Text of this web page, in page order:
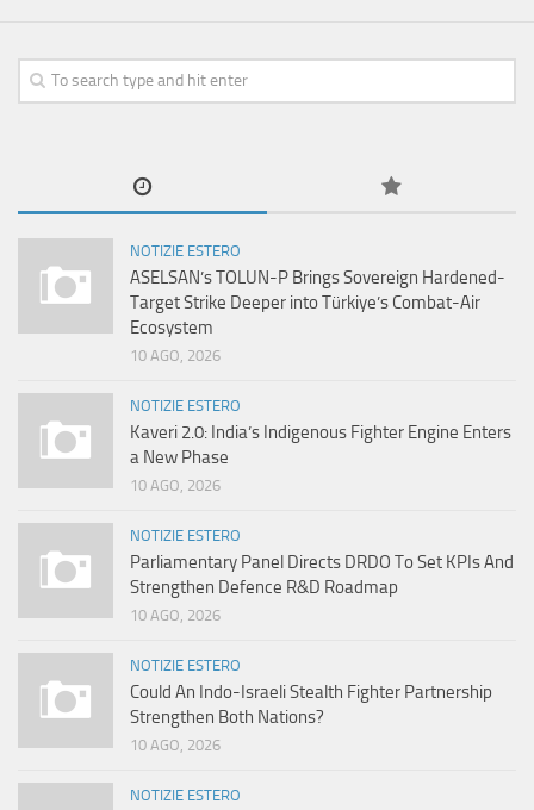
NOTIZIE ESTERO
ASELSAN’s TOLUN-P Brings Sovereign Hardened-
Target Strike Deeper into Türkiye’s Combat-Air
Ecosystem
10 AGO, 2026
NOTIZIE ESTERO
Kaveri 2.0: India’s Indigenous Fighter Engine Enters
a New Phase
10 AGO, 2026
NOTIZIE ESTERO
Parliamentary Panel Directs DRDO To Set KPIs And
Strengthen Defence R&D Roadmap
10 AGO, 2026
NOTIZIE ESTERO
Could An Indo-Israeli Stealth Fighter Partnership
Strengthen Both Nations?
10 AGO, 2026
NOTIZIE ESTERO